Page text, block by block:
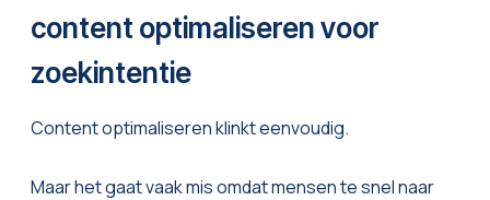
content optimaliseren voor
zoekintentie
Content optimaliseren klinkt eenvoudig.
Maar het gaat vaak mis omdat mensen te snel naar